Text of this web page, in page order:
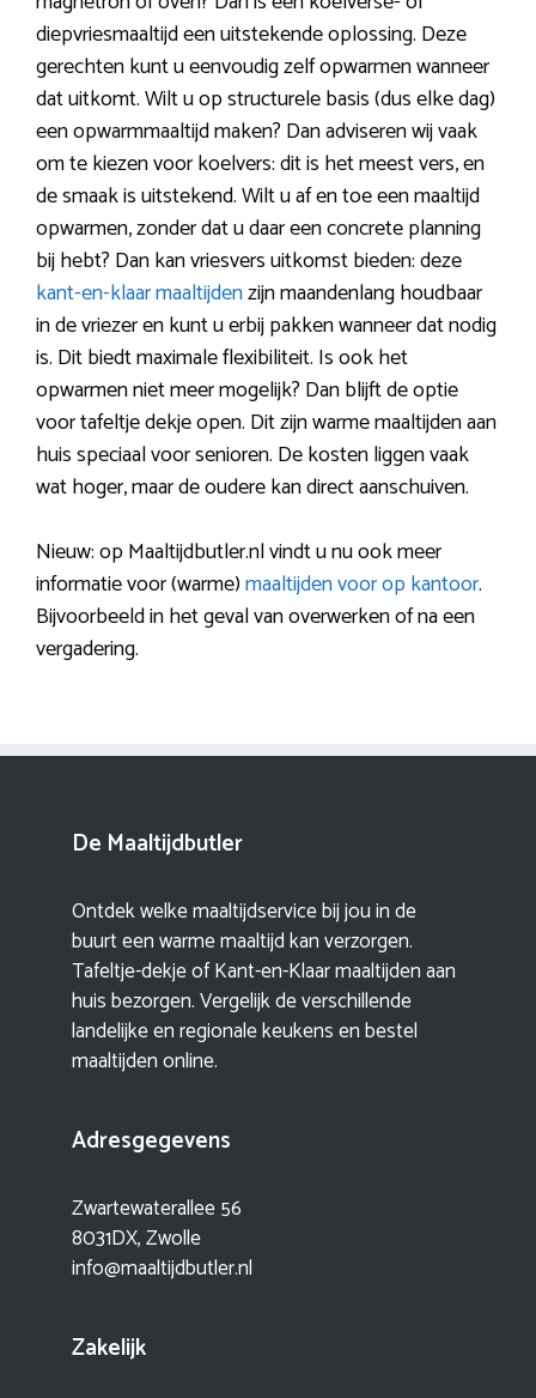
diepvriesmaaltijd een uitstekende oplossing. Deze
gerechten kunt u eenvoudig zelf opwarmen wanneer
dat uitkomt. Wilt u op structurele basis (dus elke dag)
een opwarmmaaltijd maken? Dan adviseren wij vaak
om te kiezen voor koelvers: dit is het meest vers, en
de smaak is uitstekend. Wilt u af en toe een maaltijd
opwarmen, zonder dat u daar een concrete planning
bij hebt? Dan kan vriesvers uitkomst bieden: deze
kant-en-klaar maaltijdenzijn maandenlang houdbaar
in de vriezer en kunt u erbij pakken wanneer dat nodig
is. Dit biedt maximale flexibiliteit. Is ook het
opwarmen niet meer mogelijk? Dan blijft de optie
voor tafeltje dekje open. Dit zijn warme maaltijden aan
huis speciaal voor senioren. De kosten liggen vaak
wat hoger, maar de oudere kan direct aanschuiven.
Nieuw: op Maaltijdbutler.nl vindt u nu ook meer
informatie voor (warme)maaltijden voor op kantoor.
Bijvoorbeeld in het geval van overwerken of na een
vergadering.
De Maaltijdbutler
Ontdek welke maaltijdservice bij jou in de
buurt een warme maaltijd kan verzorgen.
Tafeltje-dekje of Kant-en-Klaar maaltijden aan
huis bezorgen. Vergelijk de verschillende
landelijke en regionale keukens en bestel
maaltijden online.
Adresgegevens
Zwartewaterallee 56
8031DX, Zwolle
info@maaltijdbutler.nl
Zakelijk